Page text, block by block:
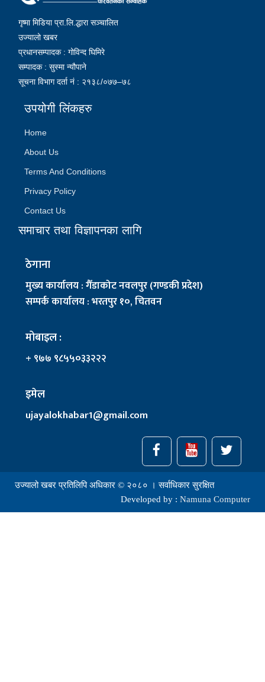
गृष्मा मिडिया प्रा.लि.द्धारा सञ्चालित
उज्यालो खबर
प्रधानसम्पादक : गोविन्द घिमिरे
सम्पादक : सुस्मा न्यौपाने
सूचना विभाग दर्ता नं : २१३८/०७७–७८
उपयोगी लिंकहरु
Home
About Us
Terms And Conditions
Privacy Policy
Contact Us
समाचार तथा विज्ञापनका लागि
ठेगाना
मुख्य कार्यालय : गैँडाकोट नवलपुर (गण्डकी प्रदेश)
सम्पर्क कार्यालय : भरतपुर १०, चितवन
मोबाइल :
+ ९७७ ९८५५०३३२२२
इमेल
ujayalokhabar1@gmail.com
उज्यालो खबर प्रतिलिपि अधिकार © २०८० । सर्वाधिकार सुरक्षित
Developed by : Namuna Computer